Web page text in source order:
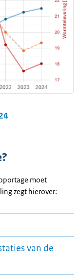
moet
zegt hierover:
van de